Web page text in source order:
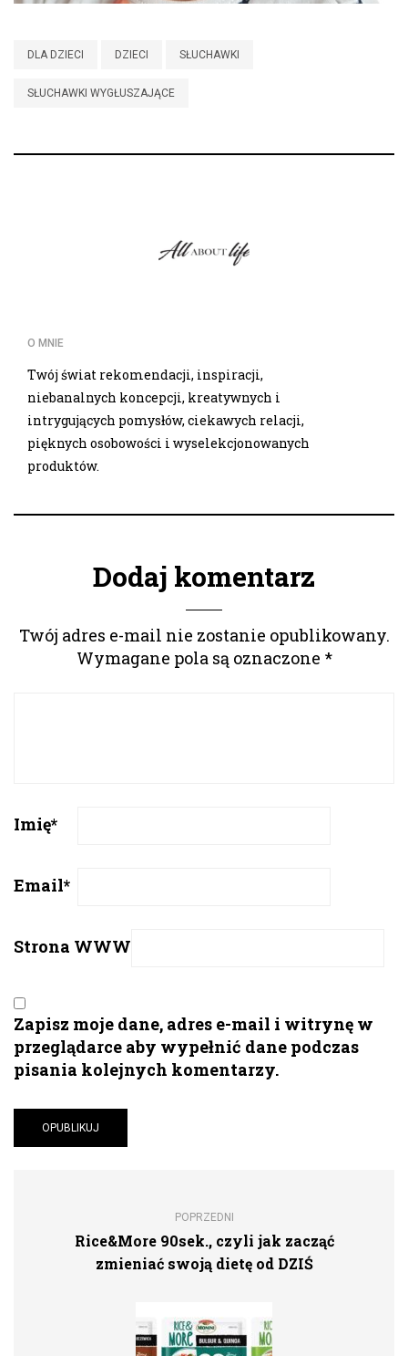
DLA DZIECI DZIECI SŁUCHAWKI
SŁUCHAWKI WYGŁUSZAJĄCE
O MNIE
Twój świat rekomendacji, inspiracji,
niebanalnych koncepcji, kreatywnych i
intrygujących pomysłów, ciekawych relacji,
pięknych osobowości i wyselekcjonowanych
produktów.
Dodaj komentarz
Twój adres e-mail nie zostanie opublikowany.
Wymagane pola są oznaczone *
Imię*
Email*
Strona WWW
Zapisz moje dane, adres e-mail i witrynę w
przeglądarce aby wypełnić dane podczas
pisania kolejnych komentarzy.
POPRZEDNI
Rice&More 90sek., czyli jak zacząć
zmieniać swoją dietę od DZIŚ